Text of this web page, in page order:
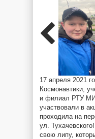
17 апреля 2021
Космонавтики,
и филиал РТУ
участвовали в
проходила на
ул.
свою липу,